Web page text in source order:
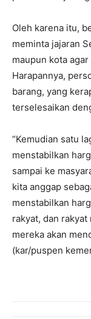
Oleh karena itu,
meminta jajaran
maupun kota
Harapannya,
barang, yang
terselesaikan
“Kemudian satu
menstabilkan
sampai ke
kita anggap
menstabilkan
rakyat, dan
mereka akan
(kar/puspen